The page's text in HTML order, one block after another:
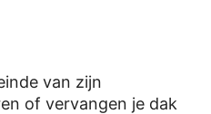
van zijn
of vervangen je dak